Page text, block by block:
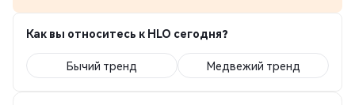
Как вы относитесь к HLO сегодня?
Бычий тренд Медвежий тренд